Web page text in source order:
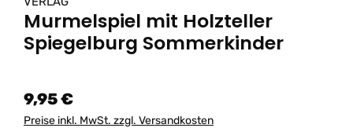
Murmelspiel mit Holzteller
Spiegelburg Sommerkinder
9,95 €
Preise inkl. MwSt. zzgl. Versandkosten